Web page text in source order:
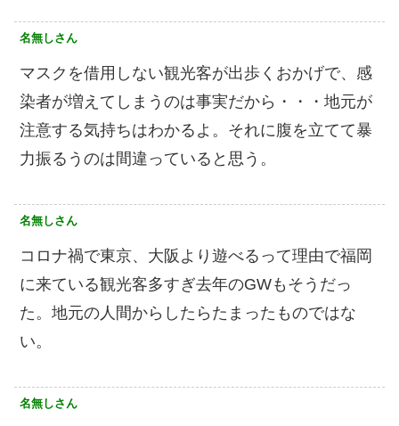
名無しさん
マスクを借用しない観光客が出歩くおかげで、感
染者が増えてしまうのは事実だから・・・地元が
注意する気持ちはわかるよ。それに腹を立てて暴
力振るうのは間違っていると思う。
名無しさん
コロナ禍で東京、大阪より遊べるって理由で福岡
に来ている観光客多すぎ去年のGWもそうだっ
た。地元の人間からしたらたまったものではな
い。
名無しさん